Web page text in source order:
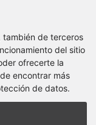
también de terceros
del sitio
ofrecerte la
encontrar más
de datos.